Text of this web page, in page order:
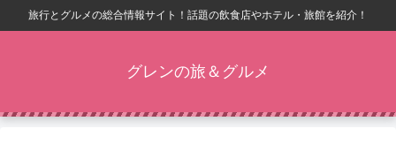
旅行とグルメの総合情報サイト！話題の飲食店やホテル・旅館を紹介！
グレンの旅＆グルメ